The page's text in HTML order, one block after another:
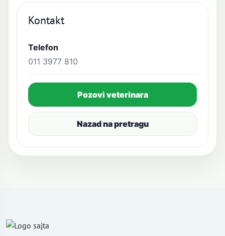
Kontakt
Telefon
011 3977 810
Pozovi veterinara
Nazad na pretragu